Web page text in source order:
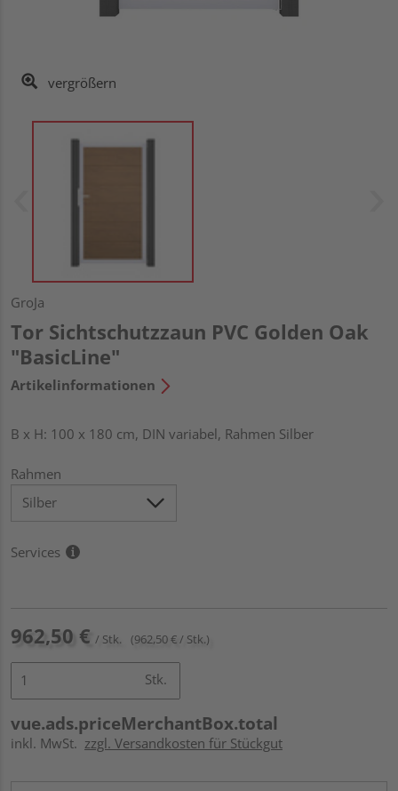
vergrößern
GroJa
Tor Sichtschutzzaun PVC Golden Oak
"BasicLine"
Artikelinformationen
B x H: 100 x 180 cm, DIN variabel, Rahmen Silber
Rahmen
Services
962,50 € / Stk. (962,50 € / Stk.)
Stk.
vue.ads.priceMerchantBox.total
inkl. MwSt. zzgl. Versandkosten für Stückgut